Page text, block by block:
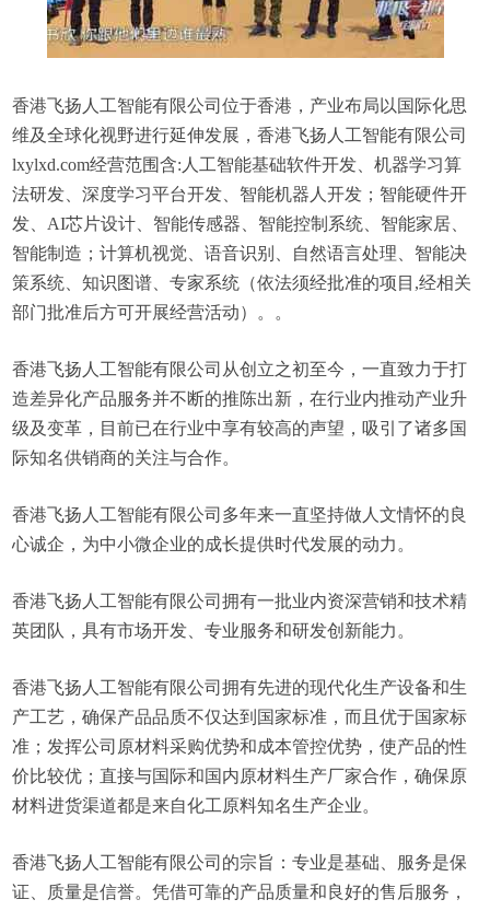
香港飞扬人工智能有限公司位于香港，产业布局以国际化思
维及全球化视野进行延伸发展，香港飞扬人工智能有限公司
lxylxd.com经营范围含:人工智能基础软件开发、机器学习算
法研发、深度学习平台开发、智能机器人开发；智能硬件开
发、AI芯片设计、智能传感器、智能控制系统、智能家居、
智能制造；计算机视觉、语音识别、自然语言处理、智能决
策系统、知识图谱、专家系统（依法须经批准的项目,经相关
部门批准后方可开展经营活动）。。
香港飞扬人工智能有限公司从创立之初至今，一直致力于打
造差异化产品服务并不断的推陈出新，在行业内推动产业升
级及变革，目前已在行业中享有较高的声望，吸引了诸多国
际知名供销商的关注与合作。
香港飞扬人工智能有限公司多年来一直坚持做人文情怀的良
心诚企，为中小微企业的成长提供时代发展的动力。
香港飞扬人工智能有限公司拥有一批业内资深营销和技术精
英团队，具有市场开发、专业服务和研发创新能力。
香港飞扬人工智能有限公司拥有先进的现代化生产设备和生
产工艺，确保产品品质不仅达到国家标准，而且优于国家标
准；发挥公司原材料采购优势和成本管控优势，使产品的性
价比较优；直接与国际和国内原材料生产厂家合作，确保原
材料进货渠道都是来自化工原料知名生产企业。
香港飞扬人工智能有限公司的宗旨：专业是基础、服务是保
证、质量是信誉。凭借可靠的产品质量和良好的售后服务，